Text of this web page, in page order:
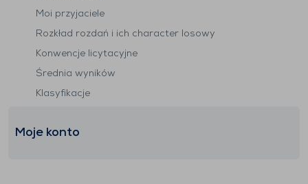
Moi przyjaciele
Rozkład rozdań i ich character losowy
Konwencje licytacyjne
Średnia wyników
Klasyfikacje
Moje konto